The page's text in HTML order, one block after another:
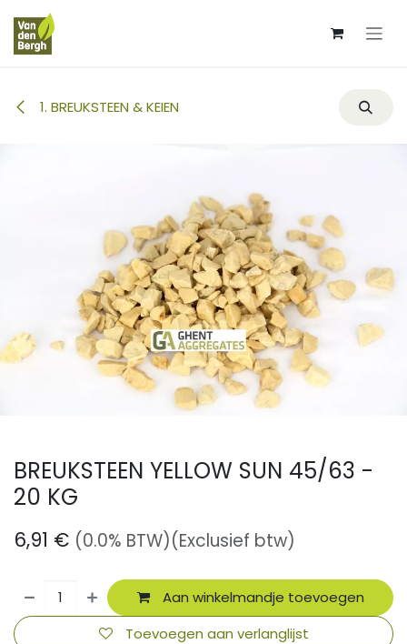
Overslaan naar inhoud
1. BREUKSTEEN & KEIEN
BREUKSTEEN YELLOW SUN 45/63 -
20 KG
6,91 € (0.0% BTW)(Exclusief btw)
Aan winkelmandje toevoegen
Toevoegen aan verlanglijst